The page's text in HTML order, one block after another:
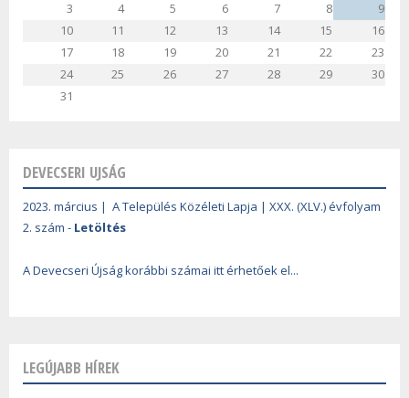
3
4 5 6 7 8
9
10
11 12 13 14 15
16
17
18 19 20 21 22
23
24
25 26 27 28 29
30
31
DEVECSERI UJSÁG
2023. március | A Település Közéleti Lapja | XXX. (XLV.) évfolyam
2. szám - Letöltés
A Devecseri Újság korábbi számai itt érhetőek el...
LEGÚJABB HÍREK